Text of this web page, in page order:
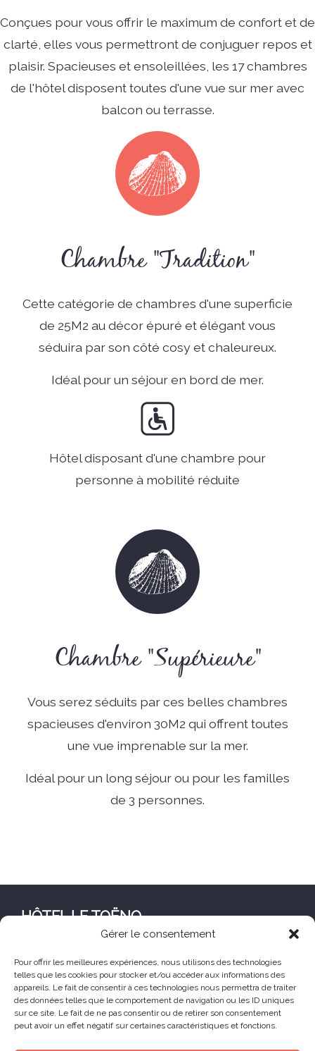
Gérer le consentement
Pour offrir les meilleures expériences, nous utilisons des technologies
telles que les cookies pour stocker et/ou accéder aux informations des
appareils. Le fait de consentir à ces technologies nous permettra de traiter
des données telles que le comportement de navigation ou les ID uniques
sur ce site. Le fait de ne pas consentir ou de retirer son consentement
peut avoir un effet négatif sur certaines caractéristiques et fonctions.
Conçues pour vous offrir le maximum de confort et de
clarté, elles vous permettront de conjuguer repos et
plaisir. Spacieuses et ensoleillées, les 17 chambres
de l'hôtel disposent toutes d'une vue sur mer avec
balcon ou terrasse.
Chambre "Tradition"
Cette catégorie de chambres d'une superficie
de 25M2 au décor épuré et élégant vous
séduira par son côté cosy et chaleureux.
Idéal pour un séjour en bord de mer.
Hôtel disposant d'une chambre pour
personne à mobilité réduite
Chambre "Supérieure"
Vous serez séduits par ces belles chambres
spacieuses d'environ 30M2 qui offrent toutes
une vue imprenable sur la mer.
Idéal pour un long séjour ou pour les familles
de 3 personnes.
HÔTEL LE TOËNO
22560 Trébeurden France
+33 (0) 2 96 23 68 78
contact@hoteltoeno.com